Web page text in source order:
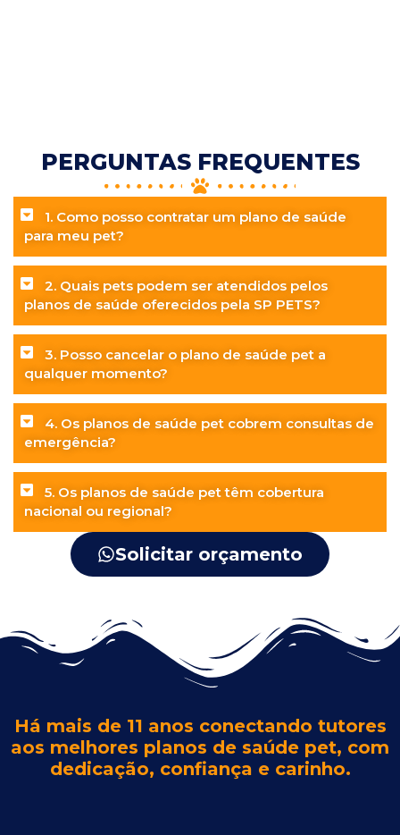
PERGUNTAS FREQUENTES
1. Como posso contratar um plano de saúde
para meu pet?
2. Quais pets podem ser atendidos pelos
planos de saúde oferecidos pela SP PETS?
3. Posso cancelar o plano de saúde pet a
qualquer momento?
4. Os planos de saúde pet cobrem consultas de
emergência?
5. Os planos de saúde pet têm cobertura
nacional ou regional?
Solicitar orçamento
Há mais de 11 anos conectando tutores
aos melhores planos de saúde pet, com
dedicação, confiança e carinho.